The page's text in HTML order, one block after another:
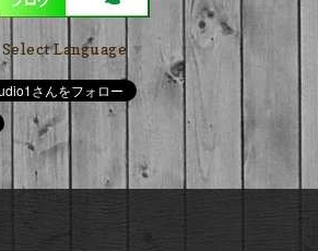
Select Language ▼